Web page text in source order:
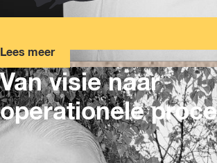
Lees meer
Van visie naar
operationele